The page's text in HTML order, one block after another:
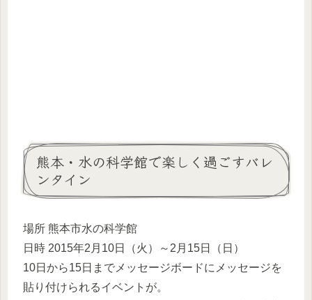
熊本・水の科学館で楽しく過ごすバレ
ンタイン
場所 熊本市水の科学館
日時 2015年2月10日（火）～2月15日（日）
10日から15日までメッセージボードにメッセージを
貼り付けられるイベントが。